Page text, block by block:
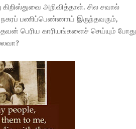
அறிவித்தாள். சில சவால்
நகரப் பணிப்பெண்ணாய் இருந்தவரும்,
பெரிய காரியங்களைச் செய்யும் போது